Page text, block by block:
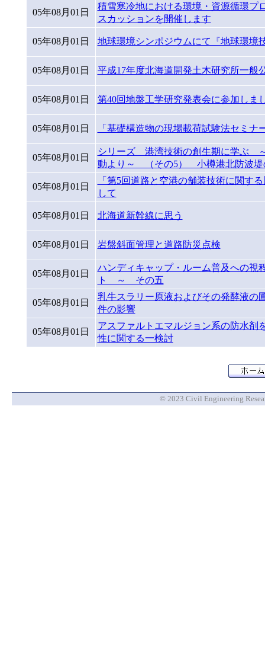
05年08月01日
積雪寒冷地における環境・資源循環
スカッションを開催します
05年08月01日 地球環境シンポジウムにて『地球環境
05年08月01日 平成17年度北海道開発土木研究所一般
05年08月01日 第40回地盤工学研究発表会に参加しま
05年08月01日 「基礎構造物の現場載荷試験法セミナ
05年08月01日
シリーズ 港湾技術の創生期に学ぶ
動より～ （その5） 小樽港北防波堤
05年08月01日
「第5回道路と空港の舗装技術に関
して
05年08月01日 北海道新幹線に思う
05年08月01日 岩盤斜面管理と道路防災点検
05年08月01日
ハンディキャップ・ルーム普及への
ト ～ その五
05年08月01日
乳牛スラリー原液およびその発酵液の
件の影響
05年08月01日
アスファルトエマルジョン系の防水剤
性に関する一検討
© 2023 Civil Engineering